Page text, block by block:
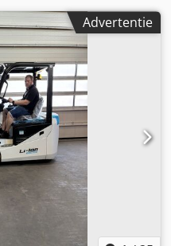
Advertentie